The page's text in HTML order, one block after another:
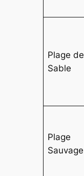
Plage de
Sable
Plage
Sauvage